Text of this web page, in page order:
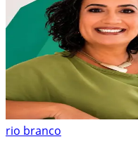
rio branco